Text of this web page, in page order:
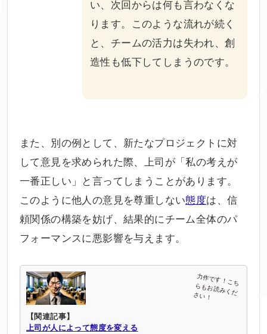
い、次回からは何も言わなくな
ります。このような流れが続く
と、チームの活力は失われ、創
造性も低下してしまうのです。
また、別の例として、新たなプロジェクトに対
して意見を求められた際、上司が「私の考えが
一番正しい」と言ってしまうことがあります。
このように他人の意見を尊重しない態度は、信
頼関係の構築を妨げ、結果的にチーム全体のパ
フォーマンスに悪影響を与えます。
【関連記事】
上司が人によって態度を変える